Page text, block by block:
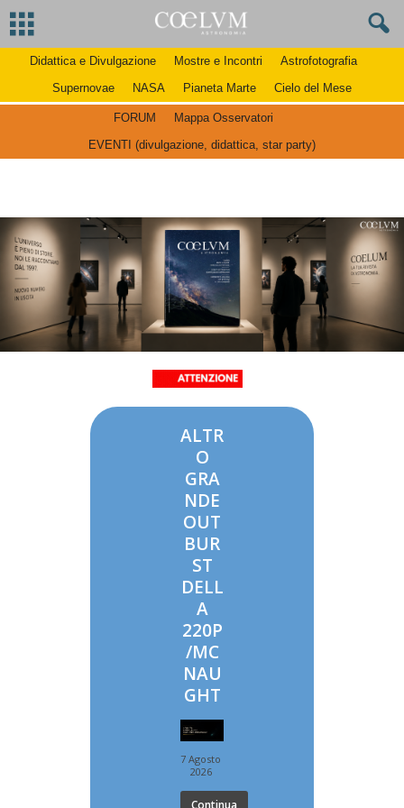
Didattica e Divulgazione Mostre e Incontri
Astrofotografia
Supernovae
NASA Pianeta Marte Cielo del Mese
FORUM
Mappa Osservatori
EVENTI (divulgazione, didattica, star party)
ALTR
O
GRA
NDE
OUT
BUR
ST
DELL
A
220P
/MC
NAU
GHT
7 Agosto
2026
Continua